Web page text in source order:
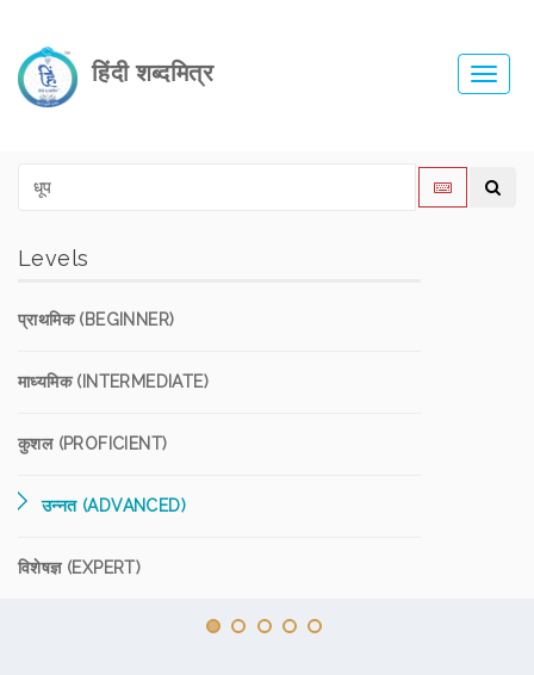
हिंदी शब्दमित्र
Levels
प्राथमिक (BEGINNER)
माध्यमिक (INTERMEDIATE)
कुशल (PROFICIENT)
उन्नत (ADVANCED)
विशेषज्ञ (EXPERT)